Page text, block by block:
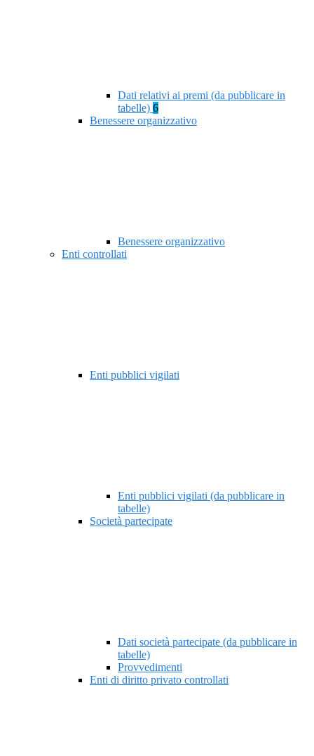
Dati relativi ai premi (da pubblicare in
tabelle) 6
Benessere organizzativo
Benessere organizzativo
Enti controllati
Enti pubblici vigilati
Enti pubblici vigilati (da pubblicare in
tabelle)
Società partecipate
Dati società partecipate (da pubblicare in
tabelle)
Provvedimenti
Enti di diritto privato controllati